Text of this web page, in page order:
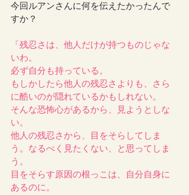
今回ルアンさんに何を伝えたかったんで
すか？
「残忍さは、他人だけが持つものじゃな
いわ。
必ず自分も持っている。
もしかしたら他人の残忍さよりも、さら
に酷いのが隠れているかもしれない。
そんな恐怖心があるから、見ようとしな
い。
他人の残忍さから、目をそらしてしま
う。なるべく見たくない、と思ってしま
う。
目をそらす原因の根っこは、自分自身に
あるのに。